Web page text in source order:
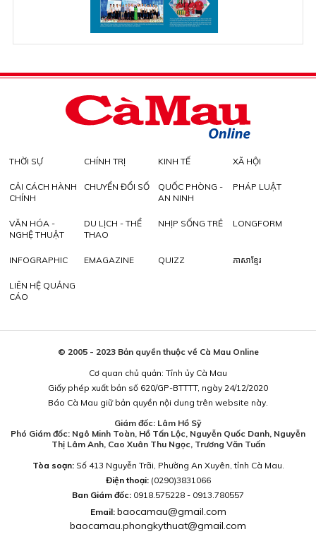
THỜI SỰ CHÍNH TRỊ KINH TẾ XÃ HỘI
CẢI CÁCH HÀNH
CHÍNH
CHUYỂN ĐỔI SỐ
QUỐC PHÒNG -
AN NINH
PHÁP LUẬT
VĂN HÓA -
NGHỆ THUẬT
DU LỊCH - THỂ
THAO
NHỊP SỐNG TRẺ LONGFORM
INFOGRAPHIC EMAGAZINE QUIZZ ភាសាខ្មែរ
LIÊN HỆ QUẢNG
CÁO
© 2005 - 2023 Bản quyền thuộc về Cà Mau Online
Cơ quan chủ quản: Tỉnh ủy Cà Mau
Giấy phép xuất bản số 620/GP-BTTTT, ngày 24/12/2020
Báo Cà Mau giữ bản quyền nội dung trên website này.
Giám đốc: Lâm Hồ Sỹ
Phó Giám đốc: Ngô Minh Toàn, Hồ Tấn Lộc, Nguyễn Quốc Danh, Nguyễn
Thị Lâm Anh, Cao Xuân Thu Ngọc, Trương Văn Tuấn
Tòa soạn:Số 413 Nguyễn Trãi, Phường An Xuyên, tỉnh Cà Mau.
Điện thoại: (0290)3831066
Ban Giám đốc: 0918.575228 - 0913.780557
Email: baocamau@gmail.com
baocamau.phongkythuat@gmail.com